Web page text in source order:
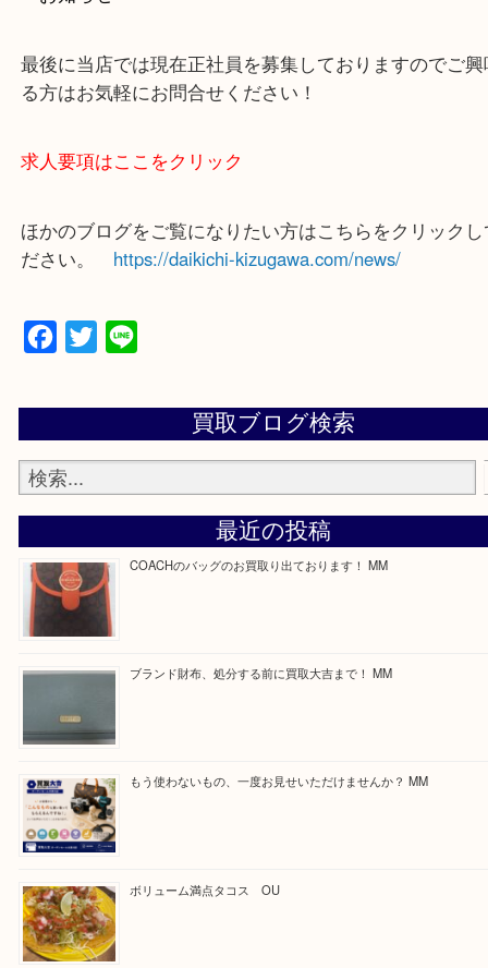
思っていただけるよう一点一点、丁寧に査定させて
ます！
—お知らせ—
最後に当店では現在正社員を募集しておりますので
る方はお気軽にお問合せください！
求人要項はここをクリック
ほかのブログをご覧になりたい方はこちらをクリ
ださい。
Facebook
Twitter
Line
買取ブログ検索